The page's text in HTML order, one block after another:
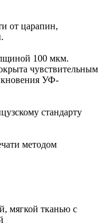
от царапин,
100 мкм.
чувствительным
УФ-
стандарту
методом
мягкой тканью с